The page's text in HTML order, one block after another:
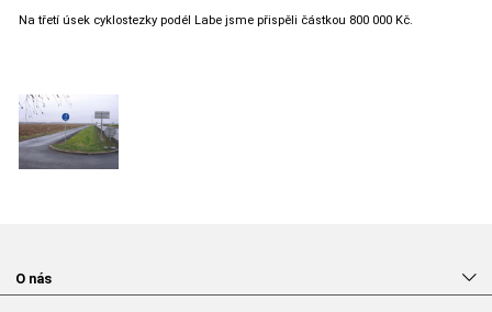
Na třetí úsek cyklostezky podél Labe jsme přispěli částkou 800 000 Kč.
O nás